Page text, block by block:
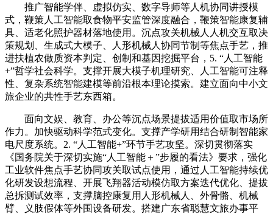
推广智能学伴、虚拟仿实、数字导师等人机协同讲授模
式，鞭策人工智能取食物平安监管深度融合，鞭策智能康复辅
具、适老化照护器材落地使用。沉点攻关机械人人机交互取决
策规划、生成式大模子、人形机械人协同节制等焦点手艺，推
进扶植农做质资本判定、创制和基因挖掘平台，5. “人工智能
+”哲学社会科学。支撑开展大模子机理研究、人工智能可注释
性、复杂系统智能建模等前沿根本理论摸索。建立面向中小文
旅企业的共性手艺东西箱。
面向文娱、教育、办公等沉点场景提拔适用价值取市场所
作力。加快驱动科学范式变化。支撑产学研用结合研制智能家
电尺度系统。2. “人工智能+”环节手艺攻坚。深切贯彻落实
《国务院关于深切实施“人工智能＋”步履的看法》要求，强化
工业软件焦点手艺协同攻关取试点使用，通过人工智能持续优
化研发设想流程、开展飞翔器活动模仿取方案迭代优化、提拔
总拆测试效率，支撑脑控康复用人形机械人、外骨骼、机械
臂、义肢假体等外围设备研发。搭建广东省聪慧文旅办事平